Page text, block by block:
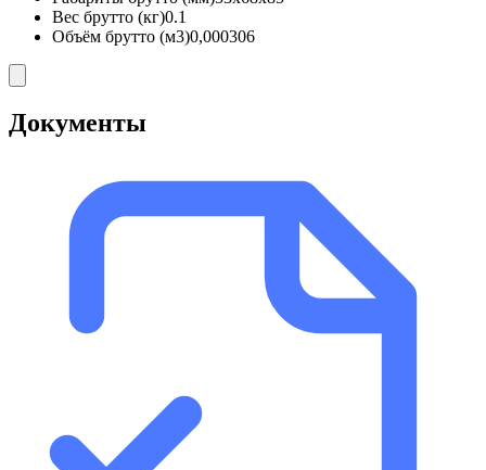
Вес брутто (кг)0.1
Объём брутто (м3)0,000306
Документы